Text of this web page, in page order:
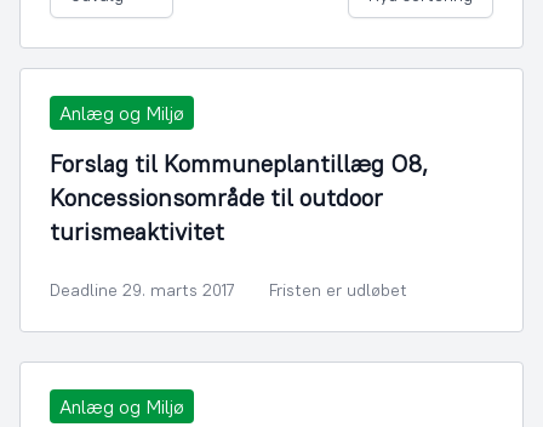
Anlæg og Miljø
Forslag til Kommuneplantillæg O8,
Koncessionsområde til outdoor
turismeaktivitet
Deadline 29. marts 2017 Fristen er udløbet
Anlæg og Miljø